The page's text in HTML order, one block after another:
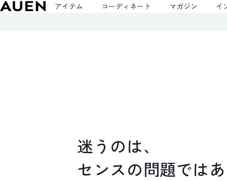
アイテム コーディネート マガジン イ
迷う のは、
セ ンスの問題ではあ